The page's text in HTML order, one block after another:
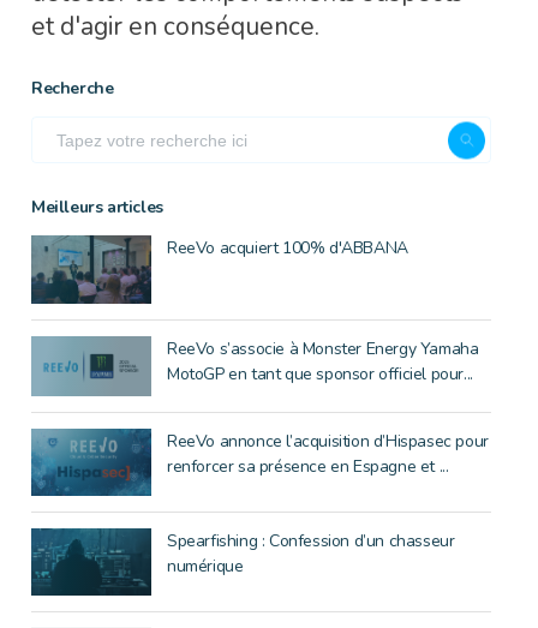
et d'agir en conséquence.
Recherche
Meilleurs articles
ReeVo acquiert 100% d'ABBANA
ReeVo s’associe à Monster Energy Yamaha
MotoGP en tant que sponsor officiel pour...
ReeVo annonce l’acquisition d’Hispasec pour
renforcer sa présence en Espagne et ...
Spearfishing : Confession d’un chasseur
numérique